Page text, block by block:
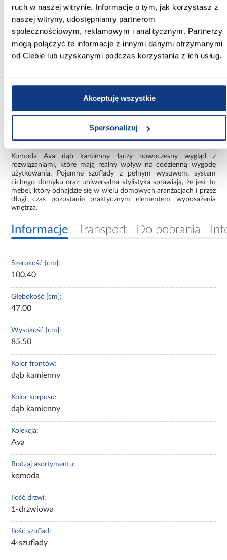
ruch w naszej witrynie. Informacje o tym, jak korzystasz z
naszej witryny, udostępniamy partnerom
społecznościowym, reklamowym i analitycznym. Partnerzy
mogą połączyć te informacje z innymi danymi otrzymanymi
od Ciebie lub uzyskanymi podczas korzystania z ich usług.
Akceptuję wszystkie
Spersonalizuj
pokoju młodzieżowego
Prosta bryła oraz dekor dąb kamienny sprawiają, że komoda Ava
łatwo wpisuje się w różnorodne aranżacje wnętrz. Doskonale
komponuje się z wyposażeniem w stylu loftowym, nowoczesnym
oraz skandynawskim. Może pełnić funkcję komody na ubrania w
sypialni, miejsca do przechowywania dokumentów w salonie lub
Kompaktowe wymiary pozwalają efektywnie wykorzystać
dostępną przestrzeń, jednocześnie oferując dużą ilość miejsca do
przechowywania. Dzięki temu komoda Ava sprawdzi się zarówno
w większych pomieszczeniach, jak i mieszkaniach, gdzie liczy się
Dlaczego warto wybrać komodę Ava?
Komoda Ava dąb kamienny łączy nowoczesny wygląd z
rozwiązaniami, które mają realny wpływ na codzienną wygodę
użytkowania. Pojemne szuflady z pełnym wysuwem, system
cichego domyku oraz uniwersalna stylistyka sprawiają, że jest to
mebel, który odnajdzie się w wielu domowych aranżacjach i przez
długi czas pozostanie praktycznym elementem wyposażenia
wnętrza.
Informacje Transport Do pobrania
Szerokość [cm]:
100.40
Głębokość [cm]:
47.00
Wysokość [cm]:
85.50
Kolor frontów:
dąb kamienny
Kolor korpusu:
dąb kamienny
Kolekcja:
Ava
Rodzaj asortymentu:
komoda
Ilość drzwi:
1-drzwiowa
Ilość szuflad:
4-szuflady